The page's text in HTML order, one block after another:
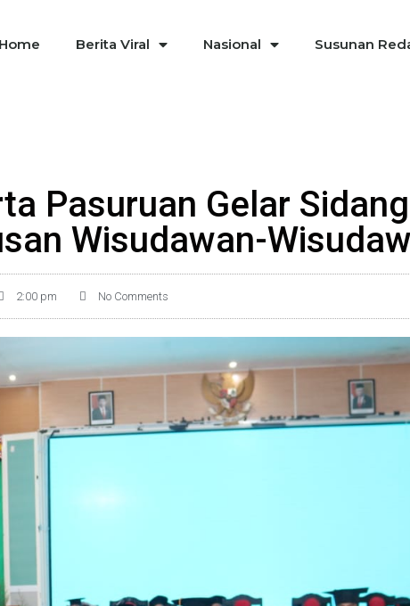
Home Berita Viral Nasional Susunan
Pasuruan Gelar
Wisudawan-
2:00 pm No Comments